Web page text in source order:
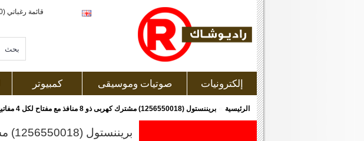
قائمة رغباتي (0)
إلكترونيات صوتيات وموسيقى كمبيوتر
الرئيسية بريننستول (1256550018) مشترك كهربى ذو 8 منافذ مع مفتاح لكل 4 مفاتيح
بريننستول (1256550018) مشترك كهربى ذو 8 منافذ مع مفتاح لكل 4 مفاتيح